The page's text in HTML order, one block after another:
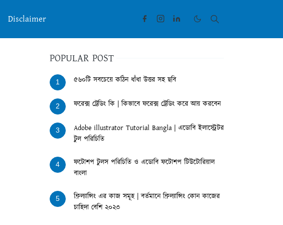
Disclaimer
POPULAR POST
1 ৫৬০টি সবচেয়ে কঠিন ধাঁধা উত্তর সহ ছবি
2 ফরেক্স ট্রেডিং কি | কিভাবে ফরেক্স ট্রেডিং করে আয় করবেন
3
Adobe illustrator Tutorial Bangla | এডোবি ইলাস্ট্রেটর
টুল পরিচিতি
4
ফটোশপ টুলস পরিচিতি ও এডোবি ফটোশপ টিউটোরিয়াল
বাংলা
5
ফ্রিল্যান্সিং এর কাজ সমূহ | বর্তমানে ফ্রিল্যান্সিং কোন কাজের
চাহিদা বেশি ২০২৩